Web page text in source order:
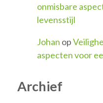
onmisbare
levensstijl
Johan op
aspecten voor
Archief